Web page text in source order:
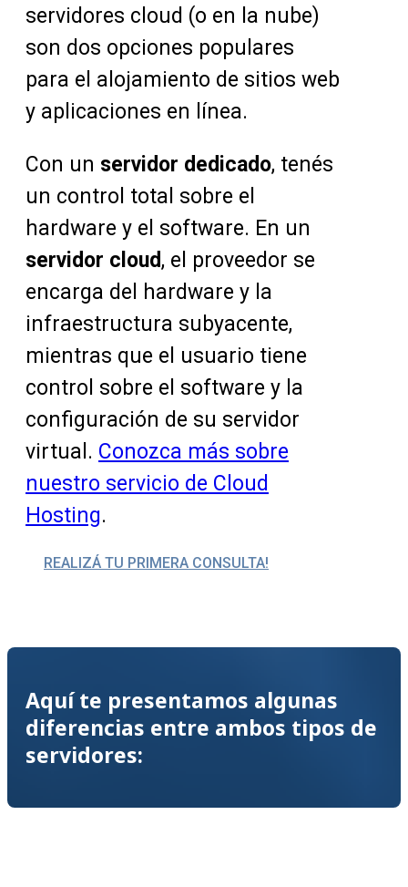
servidores cloud (o en la nube)
son dos opciones populares
para el alojamiento de sitios web
y aplicaciones en línea.
Con un servidor dedicado, tenés
un control total sobre el
hardware y el software. En un
servidor cloud, el proveedor se
encarga del hardware y la
infraestructura subyacente,
mientras que el usuario tiene
control sobre el software y la
configuración de su servidor
virtual. Conozca más sobre
nuestro servicio de Cloud
Hosting.
REALIZÁ TU PRIMERA CONSULTA!
Aquí te presentamos algunas
diferencias entre ambos tipos de
servidores: